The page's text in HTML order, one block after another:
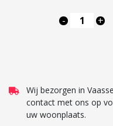
- +
Wij bezorgen in
contact met ons op
uw woonplaats.